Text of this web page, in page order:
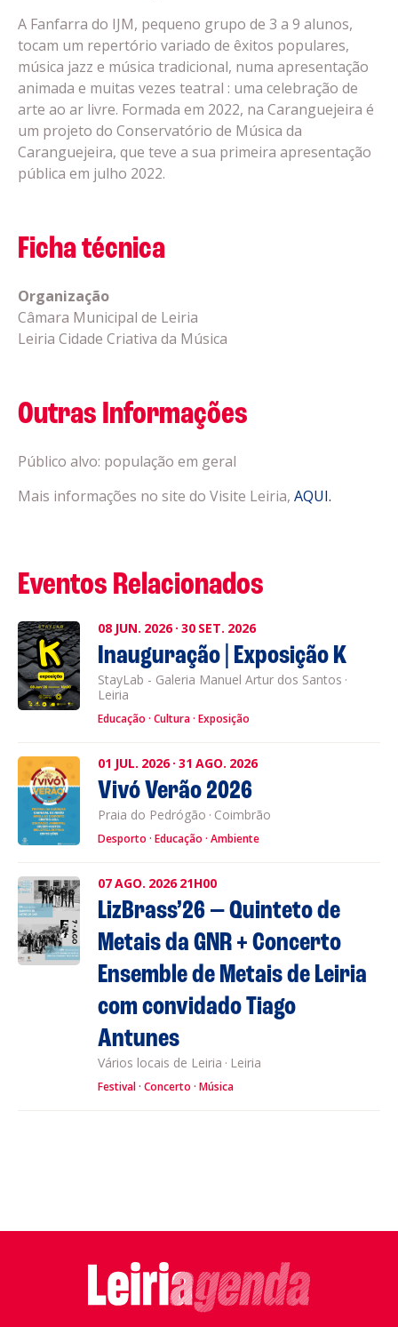
A Fanfarra do IJM, pequeno grupo de 3 a 9 alunos,
tocam um repertório variado de êxitos populares,
música jazz e música tradicional, numa apresentação
animada e muitas vezes teatral : uma celebração de
arte ao ar livre. Formada em 2022, na Caranguejeira é
um projeto do Conservatório de Música da
Caranguejeira, que teve a sua primeira apresentação
pública em julho 2022.
Ficha técnica
Organização
Câmara Municipal de Leiria
Leiria Cidade Criativa da Música
Outras Informações
Público alvo: população em geral
Mais informações no site do Visite Leiria, AQUI.
Eventos Relacionados
08 JUN. 2026 · 30 SET. 2026
Inauguração | Exposição K
StayLab - Galeria Manuel Artur dos Santos ·
Leiria
Educação Cultura Exposição
01 JUL. 2026 · 31 AGO. 2026
Vivó Verão 2026
Praia do Pedrógão · Coimbrão
Desporto Educação Ambiente
07AGO. 2026 21H00
LizBrass’26 — Quinteto de
Metais da GNR + Concerto
Ensemble de Metais de Leiria
com convidado Tiago
Antunes
Vários locais de Leiria · Leiria
Festival Concerto Música